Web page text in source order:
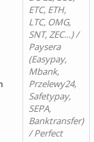
ETC, ETH,
LTC, OMG,
SNT, ZEC…) /
Paysera
(Easypay,
Mbank,
Przelewy24,
Safetypay,
SEPA,
Banktransfer)
/ Perfect